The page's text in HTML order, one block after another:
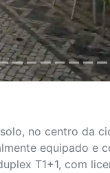
no centro da
equipado e
T1+1, com